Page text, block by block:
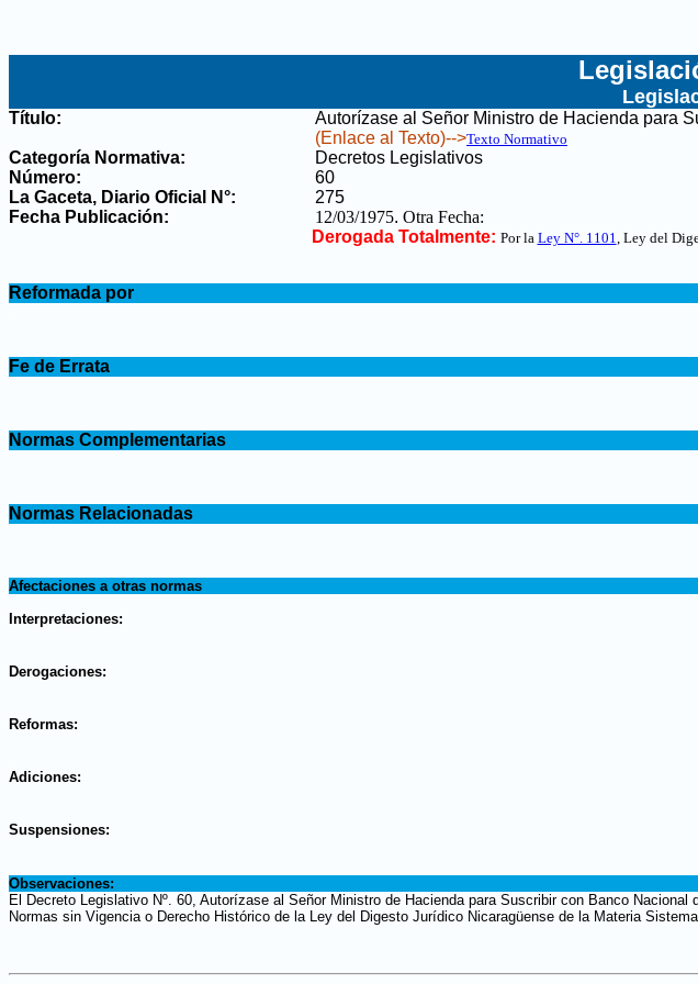
Título: Autorízase al Señor Ministro de Hacienda para
(Enlace al Texto)-->Texto Normativo
Categoría Normativa:
Decretos Legislativos
Número:
60
La Gaceta, Diario Oficial N°:
275
Fecha Publicación:
12/03/1975. Otra Fecha:
Derogada Totalmente: Por la Ley N°. 1101, Ley del
Reformada por
Fe de Errata
Normas Complementarias
Normas Relacionadas
Afectaciones a otras normas
Interpretaciones:
Derogaciones:
Reformas:
Adiciones:
Suspensiones:
Observaciones:
El Decreto Legislativo Nº. 60, Autorízase al Señor Ministro de Hacienda para Suscribir con Banco
Normas sin Vigencia o Derecho Histórico de la Ley del Digesto Jurídico Nicaragüense de la Materia